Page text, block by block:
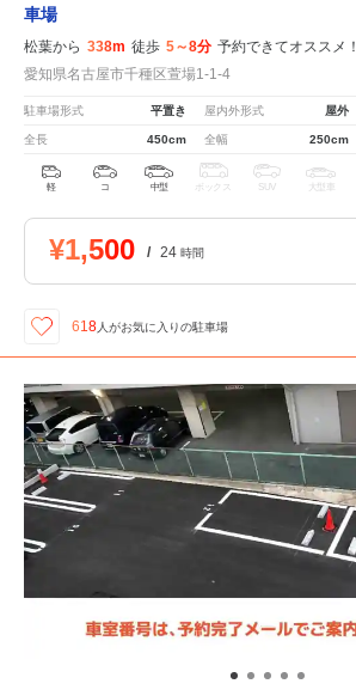
車場
松葉から 338m 徒歩 5～8分 予約できてオススメ！
愛知県名古屋市千種区萱場1-1-4
駐車場形式 平置き 屋内外形式 屋外
全長 450cm 全幅 250cm
軽 コ 中型 ボックス SUV 大型車
¥1,500 / 24 時間
618 人がお気に入りの駐車場